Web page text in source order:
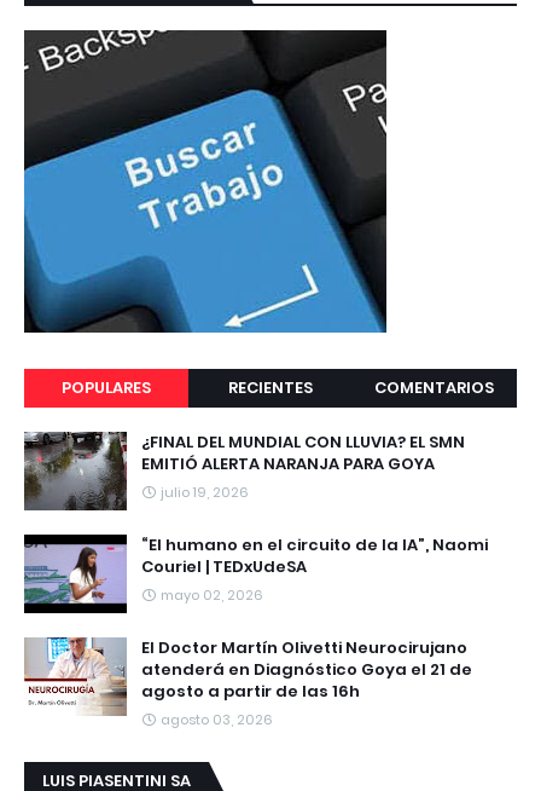
POPULARES RECIENTES COMENTARIOS
¿FINAL DEL MUNDIAL CON LLUVIA? EL SMN
EMITIÓ ALERTA NARANJA PARA GOYA
julio 19, 2026
“El humano en el circuito de la IA”, Naomi
Couriel | TEDxUdeSA
mayo 02, 2026
El Doctor Martín Olivetti Neurocirujano
atenderá en Diagnóstico Goya el 21 de
agosto a partir de las 16h
agosto 03, 2026
LUIS PIASENTINI SA